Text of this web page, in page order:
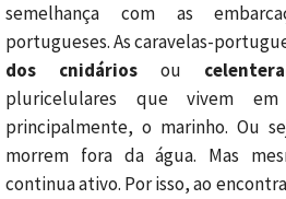
semelhança com as
portugueses. As caravelas-
dos cnidários ou
pluricelulares que vivem em
principalmente, o marinho. Ou
morrem fora da água. Mas
continua ativo. Por isso, ao